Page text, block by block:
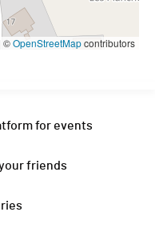
©OpenStreetMapcontributors
for events
friends